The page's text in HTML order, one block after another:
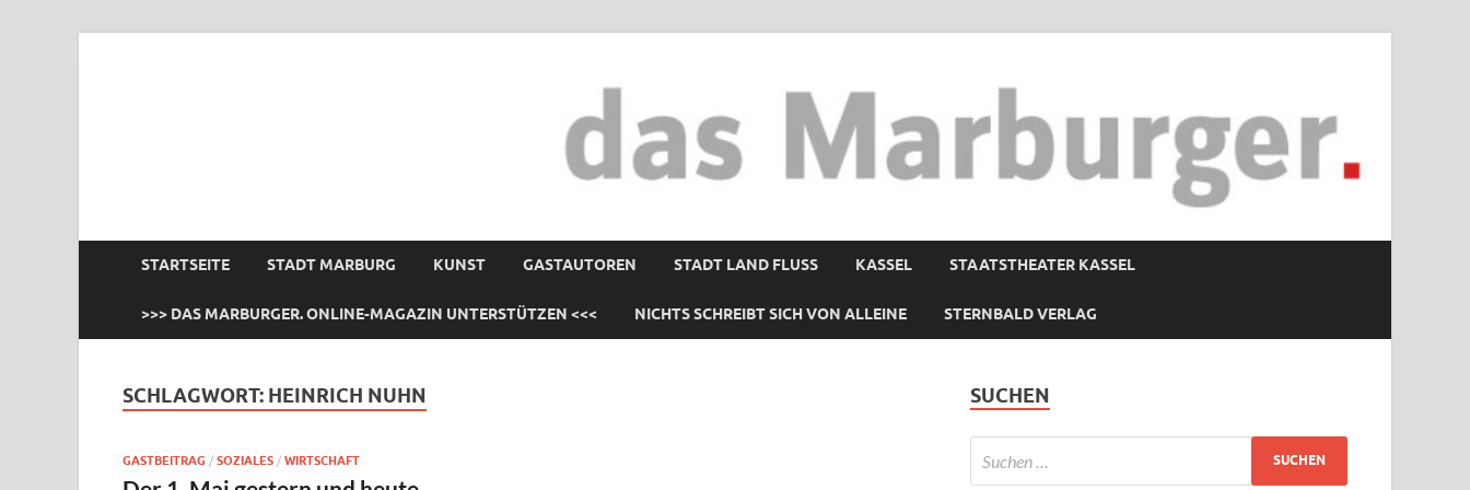
STARTSEITE STADT MARBURG KUNST GASTAUTOREN STADT LAND FLUSS KASSEL STAATSTHEATER KASSEL
>>> DAS MARBURGER. ONLINE-MAGAZIN UNTERSTÜTZEN <<< NICHTS SCHREIBT SICH VON ALLEINE STERNBALD VERLAG
SCHLAGWORT: HEINRICH NUHN
GASTBEITRAG / SOZIALES / WIRTSCHAFT
SUCHEN